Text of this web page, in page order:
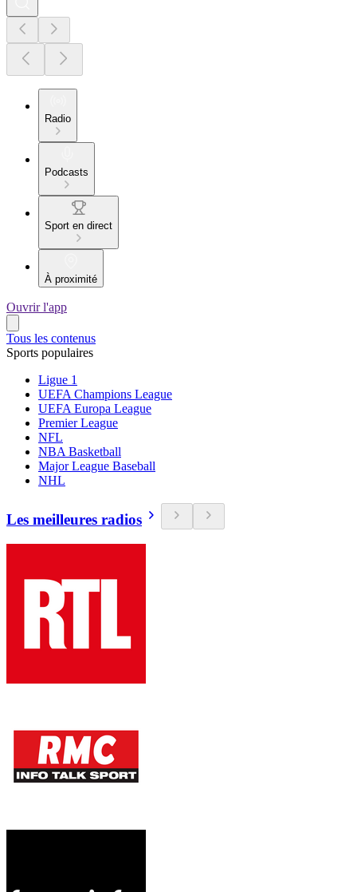
Radio
Podcasts
Sport en direct
À proximité
Ouvrir l'app
Tous les contenus
Sports populaires
Ligue 1
UEFA Champions League
UEFA Europa League
Premier League
NFL
NBA Basketball
Major League Baseball
NHL
Les meilleures radios